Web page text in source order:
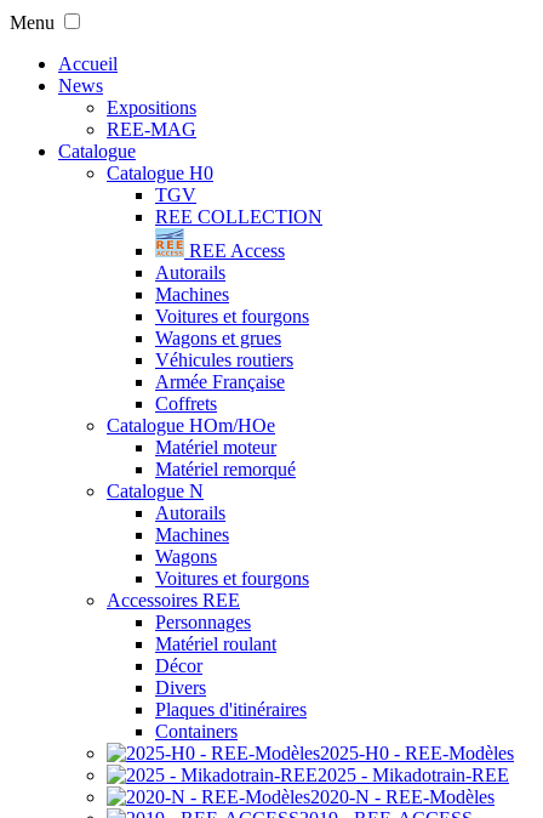
Menu
Accueil
News
Expositions
REE-MAG
Catalogue
Catalogue H0
TGV
REE COLLECTION
REE Access
Autorails
Machines
Voitures et fourgons
Wagons et grues
Véhicules routiers
Armée Française
Coffrets
Catalogue HOm/HOe
Matériel moteur
Matériel remorqué
Catalogue N
Autorails
Machines
Wagons
Voitures et fourgons
Accessoires REE
Personnages
Matériel roulant
Décor
Divers
Plaques d'itinéraires
Containers
2025-H0 - REE-Modèles
2025 - Mikadotrain-REE
2020-N - REE-Modèles